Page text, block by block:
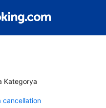
Kategorya
cancellation